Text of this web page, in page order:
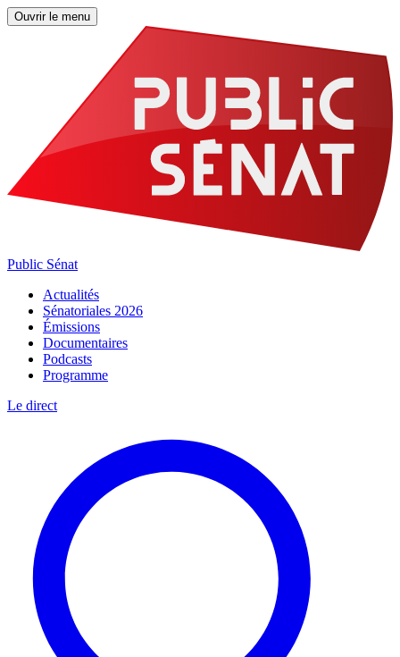
Ouvrir le menu
Public Sénat
Actualités
Sénatoriales 2026
Émissions
Documentaires
Podcasts
Programme
Le direct